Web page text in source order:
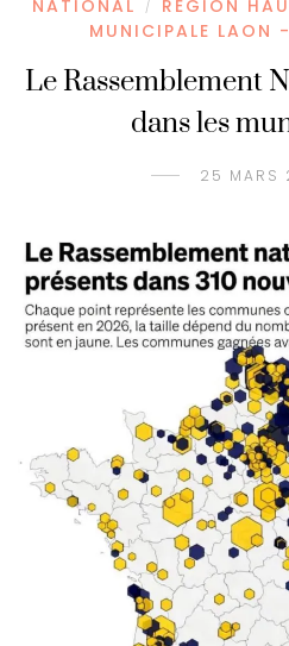
NATIONAL
/ RÉGION
MUNICIPALE LAON
Le Rassemblement
dans les
25 MARS